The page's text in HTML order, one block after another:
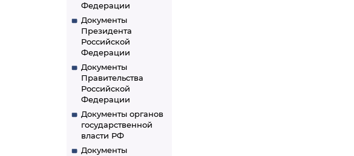
Федерации
Документы
Президента
Российской
Федерации
Документы
Правительства
Российской
Федерации
Документы органов
государственной
власти РФ
Документы